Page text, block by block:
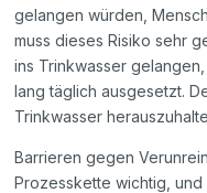
gelangen würden,
muss dieses Risiko sehr
ins Trinkwasser
lang täglich ausgesetzt.
Trinkwasser
Barrieren gegen
Prozesskette wichtig,